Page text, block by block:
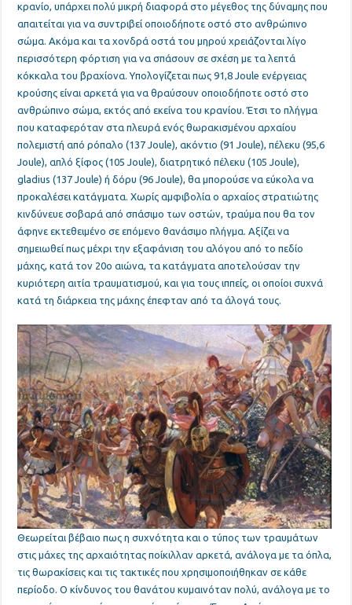
κρανίο, υπάρχει πολύ μικρή διαφορά στο μέγεθος της δύναμης που
απαιτείται για να συντριβεί οποιοδήποτε οστό στο ανθρώπινο
σώμα. Ακόμα και τα χονδρά οστά του μηρού χρειάζονται λίγο
περισσότερη φόρτιση για να σπάσουν σε σχέση με τα λεπτά
κόκκαλα του βραχίονα. Υπολογίζεται πως 91,8 Joule ενέργειας
κρούσης είναι αρκετά για να θραύσουν οποιοδήποτε οστό στο
ανθρώπινο σώμα, εκτός από εκείνα του κρανίου. Έτσι το πλήγμα
που καταφερόταν στα πλευρά ενός θωρακισμένου αρχαίου
πολεμιστή από ρόπαλο (137 Joule), ακόντιο (91 Joule), πέλεκυ (95,6
Joule), απλό ξίφος (105 Joule), διατρητικό πέλεκυ (105 Joule),
gladius (137 Joule) ή δόρυ (96 Joule), θα μπορούσε να εύκολα να
προκαλέσει κατάγματα. Χωρίς αμφιβολία ο αρχαίος στρατιώτης
κινδύνευε σοβαρά από σπάσιμο των οστών, τραύμα που θα τον
άφηνε εκτεθειμένο σε επόμενο θανάσιμο πλήγμα. Αξίζει να
σημειωθεί πως μέχρι την εξαφάνιση του αλόγου από το πεδίο
μάχης, κατά τον 20ο αιώνα, τα κατάγματα αποτελούσαν την
κυριότερη αιτία τραυματισμού, και για τους ιππείς, οι οποίοι συχνά
κατά τη διάρκεια της μάχης έπεφταν από τα άλογά τους.
Θεωρείται βέβαιο πως η συχνότητα και ο τύπος των τραυμάτων
στις μάχες της αρχαιότητας ποίκιλλαν αρκετά, ανάλογα με τα όπλα,
τις θωρακίσεις και τις τακτικές που χρησιμοποιήθηκαν σε κάθε
περίοδο. Ο κίνδυνος του θανάτου κυμαινόταν πολύ, ανάλογα με το